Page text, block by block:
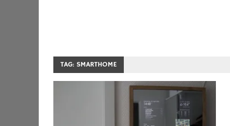
TAG: SMARTHOME